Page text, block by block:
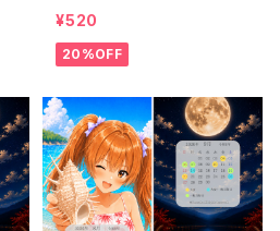
花を探しに行こう〈カレンダ
き〉
¥520
20%OFF